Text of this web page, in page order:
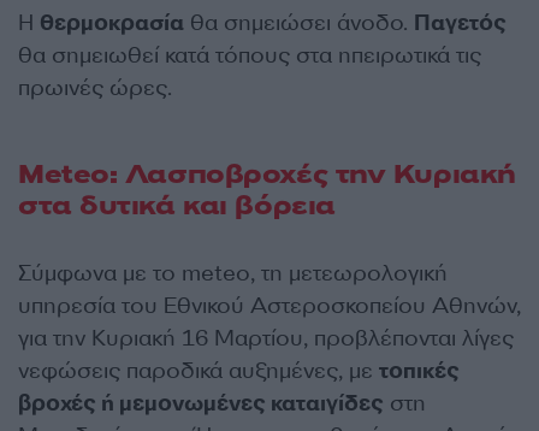
Η θερμοκρασία θα σημειώσει άνοδο. Παγετός
θα σημειωθεί κατά τόπους στα ηπειρωτικά τις
πρωινές ώρες.
Meteo: Λασποβροχές την Κυριακή
στα δυτικά και βόρεια
Σύμφωνα με το meteo, τη μετεωρολογική
υπηρεσία του Εθνικού Αστεροσκοπείου Αθηνών,
για την Κυριακή 16 Μαρτίου, προβλέπονται λίγες
νεφώσεις παροδικά αυξημένες, με τοπικές
βροχές ή μεμονωμένες καταιγίδες στη